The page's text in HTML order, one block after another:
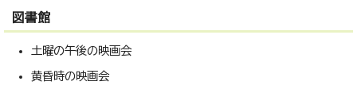
図書館
土曜の午後の映画会
黄昏時の映画会